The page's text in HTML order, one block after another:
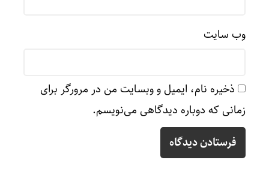
وب‌ سایت
ذخیره نام، ایمیل و وبسایت من در مرورگر برای
زمانی که دوباره دیدگاهی می‌نویسم.